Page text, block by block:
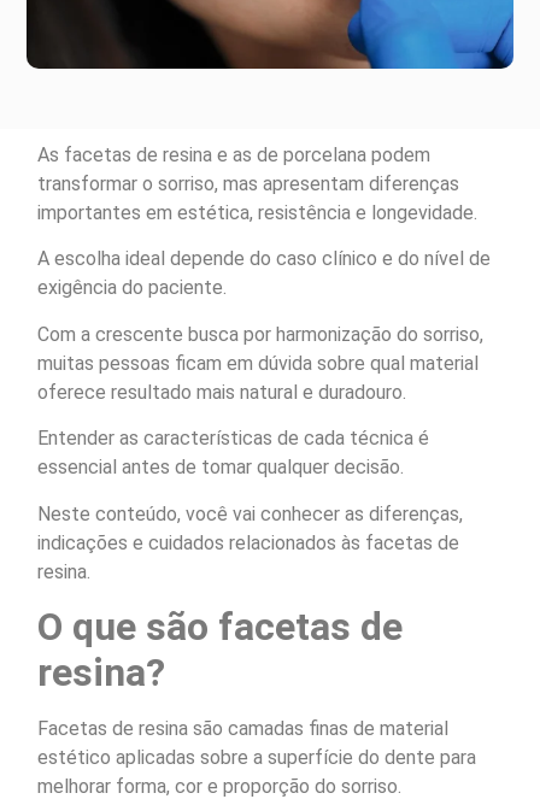
As facetas de resina e as de porcelana podem
transformar o sorriso, mas apresentam diferenças
importantes em estética, resistência e longevidade.
A escolha ideal depende do caso clínico e do nível de
exigência do paciente.
Com a crescente busca por harmonização do sorriso,
muitas pessoas ficam em dúvida sobre qual material
oferece resultado mais natural e duradouro.
Entender as características de cada técnica é
essencial antes de tomar qualquer decisão.
Neste conteúdo, você vai conhecer as diferenças,
indicações e cuidados relacionados às facetas de
resina.
O que são facetas de
resina?
Facetas de resina são camadas finas de material
estético aplicadas sobre a superfície do dente para
melhorar forma, cor e proporção do sorriso.